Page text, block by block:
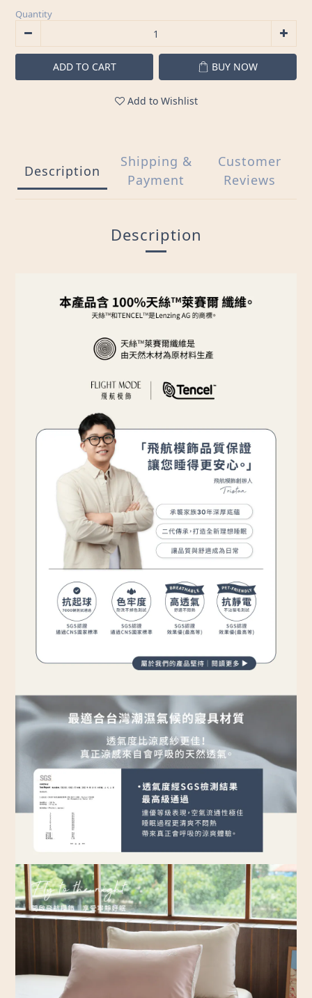
Quantity
ADD TO CART BUY NOW
Add to Wishlist
Description
Shipping &
Payment
Customer
Reviews
Description